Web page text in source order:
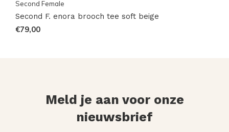
Second Female
Second F. enora brooch tee soft beige
€79,00
Meld je aan voor onze
nieuwsbrief